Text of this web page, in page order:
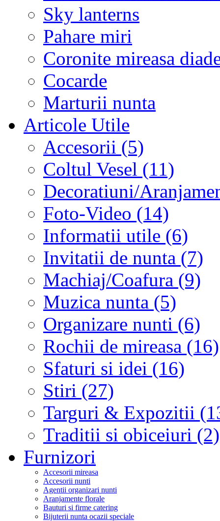
Sky lanterns
Pahare miri
Coronite mireasa
Cocarde
Marturii nunta
Articole Utile
Accesorii (5)
Coltul Vesel (11)
Decoratiuni/
Foto-Video (14)
Informatii utile (6)
Invitatii de nunta (7)
Machiaj/Coafura (9)
Muzica nunta (5)
Organizare nunti (6)
Rochii de mireasa (16)
Sfaturi si idei (16)
Stiri (27)
Targuri & Expozitii
Traditii si obiceiuri (2)
Furnizori
Accesorii mireasa
Accesorii nunti
Agentii organizari nunti
Aranjamente florale
Bauturi si firme catering
Bijuterii nunta ocazii speciale